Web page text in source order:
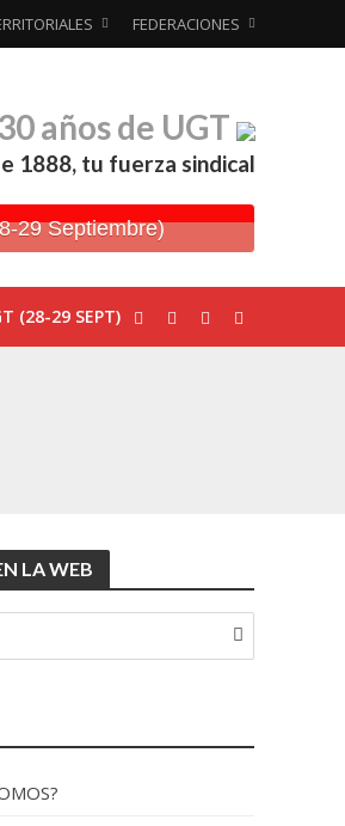
FEDERACIONES
años de UGT
1888, tu fuerza sindical
29 Septiembre)
(28-29 SEPT)
LA WEB